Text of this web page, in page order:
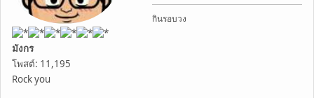
มังกร
โพสต์: 11,195
Rock you
กินรอบวง